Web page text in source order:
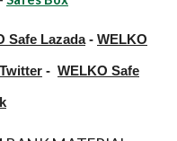
Safe Lazada- WELKO
- WELKO Safe